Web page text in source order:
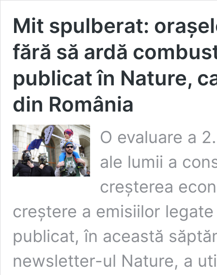
Mit spulberat:
fără să ardă
publicat în Nature,
din România
O evaluare a
ale lumii a
creșterea
creștere a emisiilor
publicat, în această
newsletter-ul Nature, a